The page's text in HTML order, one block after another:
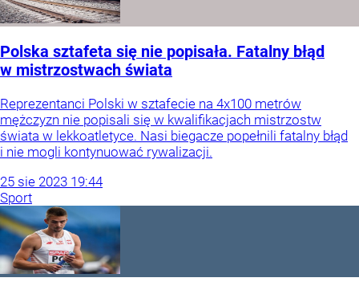
Polska sztafeta się nie popisała. Fatalny błąd
w mistrzostwach świata
Reprezentanci Polski w sztafecie na 4x100 metrów
mężczyzn nie popisali się w kwalifikacjach mistrzostw
świata w lekkoatletyce. Nasi biegacze popełnili fatalny błąd
i nie mogli kontynuować rywalizacji.
25 sie 2023 19:44
Sport